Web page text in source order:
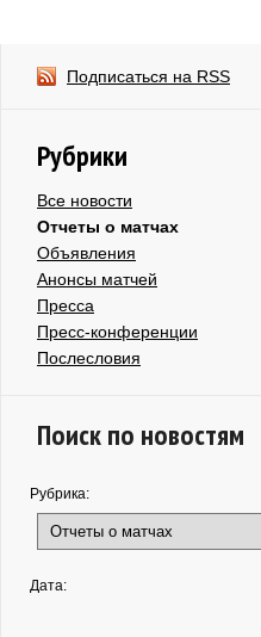
Подписаться на RSS
Рубрики
Все новости
Отчеты о матчах
Объявления
Анонсы матчей
Пресса
Пресс-конференции
Послесловия
Поиск по новостям
Рубрика:
Дата: